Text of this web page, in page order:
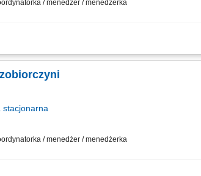
/ menedżer / menedżerka
gospodarczej w oparciu o sprawdzony model
stacjonarna
/ menedżer / menedżerka